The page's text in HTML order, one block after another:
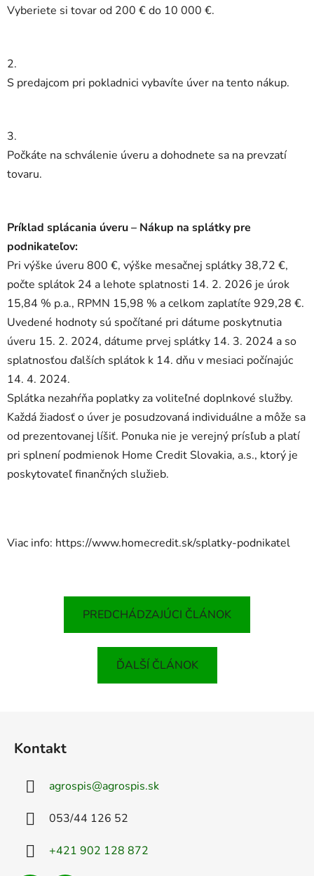
Vyberiete si tovar od 200 € do 10 000 €.
2.
S predajcom pri pokladnici vybavíte úver na tento nákup.
3.
Počkáte na schválenie úveru a dohodnete sa na prevzatí
tovaru.
Príklad splácania úveru – Nákup na splátky pre
podnikateľov:
Pri výške úveru 800 €, výške mesačnej splátky 38,72 €,
počte splátok 24 a lehote splatnosti 14. 2. 2026 je úrok
15,84 % p.a., RPMN 15,98 % a celkom zaplatíte 929,28 €.
Uvedené hodnoty sú spočítané pri dátume poskytnutia
úveru 15. 2. 2024, dátume prvej splátky 14. 3. 2024 a so
splatnosťou ďalších splátok k 14. dňu v mesiaci počínajúc
14. 4. 2024.
Splátka nezahŕňa poplatky za voliteľné doplnkové služby.
Každá žiadosť o úver je posudzovaná individuálne a môže sa
od prezentovanej líšiť. Ponuka nie je verejný prísľub a platí
pri splnení podmienok Home Credit Slovakia, a.s., ktorý je
poskytovateľ finančných služieb.
Viac info: https://www.homecredit.sk/splatky-podnikatel
PREDCHÁDZAJÚCI ČLÁNOK
ĎALŠÍ ČLÁNOK
Kontakt
agrospis@agrospis.sk
053/44 126 52
+421 902 128 872